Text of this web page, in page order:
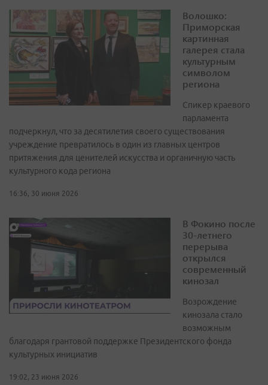
Волошко:
Приморская
картинная
галерея стала
культурным
символом
региона
Спикер краевого
парламента
подчеркнул, что за десятилетия своего существования
учреждение превратилось в один из главных центров
притяжения для ценителей искусства и органичную часть
культурного кода региона
16:36, 30 июня 2026
В Фокино после
30-летнего
перерыва
открылся
современный
кинозал
Возрождение
кинозала стало
возможным
благодаря грантовой поддержке Президентского фонда
культурных инициатив
19:02, 23 июня 2026